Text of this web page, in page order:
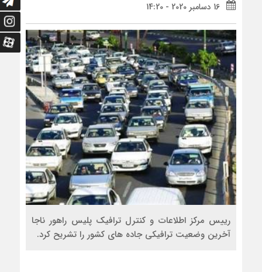
16 دسامبر 2020 - 14:20
رییس مرکز اطلاعات و کنترل ترافیک پلیس راهور ناجا
آخرین وضعیت ترافیکی جاده های کشور را تشریح کرد.